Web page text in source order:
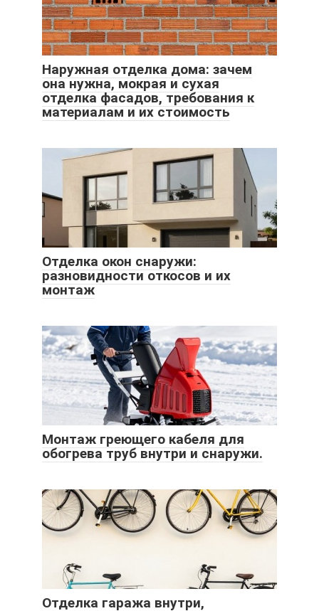
Наружная отделка дома: зачем
она нужна, мокрая и сухая
отделка фасадов, требования к
материалам и их стоимость
Отделка окон снаружи:
разновидности откосов и их
монтаж
Монтаж греющего кабеля для
обогрева труб внутри и снаружи.
Отделка гаража внутри,